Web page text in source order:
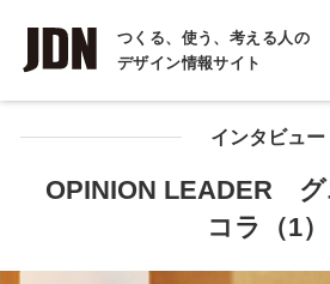
つくる、使う、考える人の
デザイン情報サイト
INTERVIEW
インタビュー
REPORT インタビュー
OPINION LEADER グ
コラ（1）